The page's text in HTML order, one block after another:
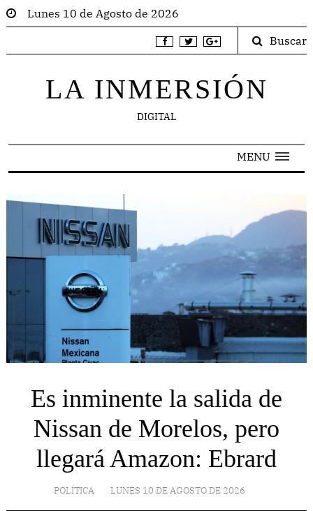
Lunes 10 de Agosto de 2026
Buscar
LA INMERSIÓN
DIGITAL
MENU
Es inminente la salida de
Nissan de Morelos, pero
llegará Amazon: Ebrard
POLÍTICA LUNES 10 DE AGOSTO DE 2026